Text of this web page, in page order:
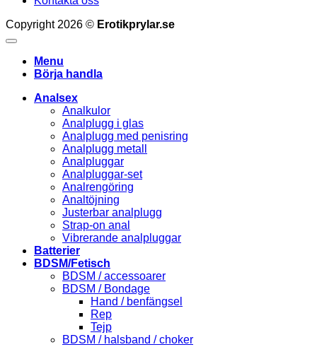
Copyright 2026 © Erotikprylar.se
Menu
Börja handla
Analsex
Analkulor
Analplugg i glas
Analplugg med penisring
Analplugg metall
Analpluggar
Analpluggar-set
Analrengöring
Analtöjning
Justerbar analplugg
Strap-on anal
Vibrerande analpluggar
Batterier
BDSM/Fetisch
BDSM / accessoarer
BDSM / Bondage
Hand / benfängsel
Rep
Tejp
BDSM / halsband / choker